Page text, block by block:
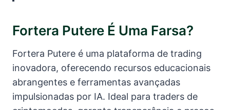
Fortera Putere É Uma Farsa?
Fortera Putere é uma plataforma de trading
inovadora, oferecendo recursos educacionais
abrangentes e ferramentas avançadas
impulsionadas por IA. Ideal para traders de